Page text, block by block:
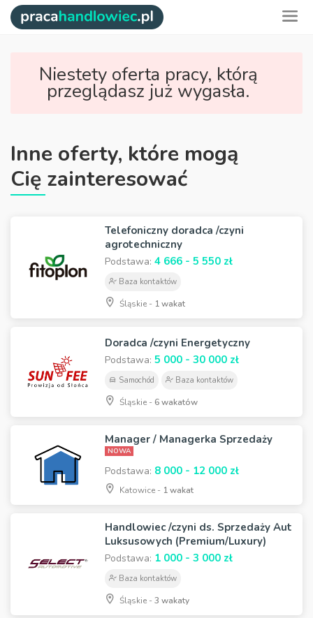
Niestety oferta pracy, którą
przeglądasz już wygasła.
Inne oferty, które mogą
Cię zainteresować
Telefoniczny doradca /czyni
agrotechniczny
Podstawa: 4 666 - 5 550 zł
Baza kontaktów
Śląskie - 1 wakat
Doradca /czyni Energetyczny
Podstawa: 5 000 - 30 000 zł
Samochód Baza kontaktów
Śląskie - 6 wakatów
Manager / Managerka Sprzedaży
NOWA
Podstawa: 8 000 - 12 000 zł
Katowice - 1 wakat
Handlowiec /czyni ds. Sprzedaży Aut
Luksusowych (Premium/Luxury)
Podstawa: 1 000 - 3 000 zł
Baza kontaktów
Śląskie -3 wakaty